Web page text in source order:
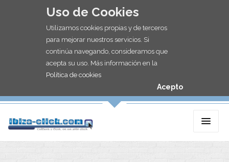
Uso de Cookies
Utilizamos cookies propias y de terceros
para mejorar nuestros servicios. Si
continúa navegando, consideramos que
acepta su uso. Más información en la
Política de cookies
Acepto